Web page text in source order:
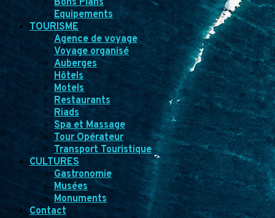
Bons Plans
Equipements
TOURISME
Agence de voyage
Voyage organisé
Auberges
Hôtels
Motels
Restaurants
Riads
Spa et Massage
Tour Opérateur
Transport Touristique
CULTURES
Gastronomie
Musées
Monuments
Contact